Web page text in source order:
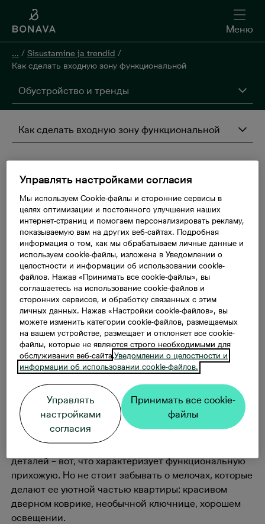
Меню
... / Sisustamine ja trendid /
Как сделать входную зону функциональной
Обустройство и тренды
Как сделать входную зону функциональной
Как сделать
входную зону
функциональной
Задействуем свободные углы, используем
зеркальную мебель, организуем хранение,
расставляем акценты - рассказываем, как
сделать прихожую максимально
функциональной.
Прихожая является пограничной зоной между
несколько важных функций. В прихожей мы храним
верхнюю одежду и обувь, прихорашиваемся перед
выходом и радуемся приходу домой.
Максимальная практичность при минимуме
деталей – вот, что характеризует функциональную
прихожую. Но не стоит забывать о мелочах, которые
делают ее уютной частью квартиры: красивом
дверном коврике, необычной ключнице, хорошем
освещении.
Управлять настройками согласия
Мы используем Cookie-файлы и сторонние сервисы в
целях оптимизации и постоянного улучшения наших
интернет-страниц и помогаем персонализировать рекламу,
показываемую вам на других веб-сайтах. Подробная
информация о том, как мы обрабатываем личные данные и
используем cookie-файлы, изложена в Уведомлении о
целостности и информации об использовании cookie-
файлов. Нажав «Принимать все cookie-файлы», вы
соглашаетесь на использование cookie-файлов и
сторонних сервисов, и обработку связанных с этим
личных данных. Нажав «Настройки cookie-файлов», вы
можете изменить категории cookie-файлов, размещаемых
на вашем устройстве, размещает и отклоняет все cookie-
файлы, которые не являются строго необходимыми для
обслуживания веб-сайта.Уведомлении о целостности и
информации об использовании cookie-файлов.
Управлять
настройками
согласия
Принимать все cookie-
файлы